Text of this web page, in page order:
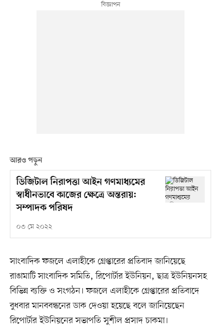
আরও পড়ুন
ডিজিটাল নিরাপত্তা আইন গণমাধ্যমের
স্বাধীনভাবে কাজের ক্ষেত্রে অন্তরায়:
সম্পাদক পরিষদ
০৩ মে ২০২২
সাংবাদিক ফজলে এলাহীকে গ্রেপ্তারের প্রতিবাদ জানিয়েছে
রাঙামাটি সাংবাদিক সমিতি, রিপোর্টার ইউনিয়ন, ছাত্র ইউনিয়নসহ
বিভিন্ন ব্যক্তি ও সংগঠন। ফজলে এলাহীকে গ্রেপ্তারের প্রতিবাদে
বুধবার মানববন্ধনের ডাক দেওয়া হয়েছে বলে জানিয়েছেন
রিপোর্টার ইউনিয়নের সভাপতি সুশীল প্রসাদ চাকমা।